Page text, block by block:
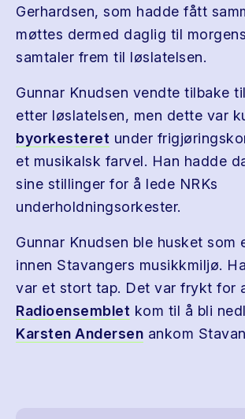
Gerhardsen, som hadde fått
møttes dermed daglig til
samtaler frem til løslatelsen.
Gunnar Knudsen vendte tilbake
etter løslatelsen, men dette var
byorkesteret under
et musikalsk farvel. Han hadde
sine stillinger for å lede NRKs
underholdningsorkester.
Gunnar Knudsen ble husket som
innen Stavangers musikkmiljø.
var et stort tap. Det var frykt for
Radioensemblet kom til å bli
Karsten Andersen ankom